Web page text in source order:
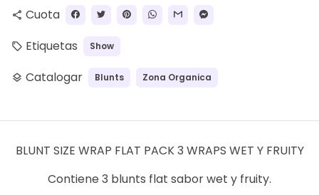
share Cuota
local_offer Etiquetas Show
layers Catalogar Blunts Zona Organica
BLUNT SIZE WRAP FLAT PACK 3 WRAPS WET Y FRUITY
Contiene 3 blunts flat sabor wet y fruity.